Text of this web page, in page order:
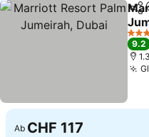
5
9.2
Ab CHF 117